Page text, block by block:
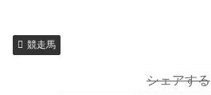
競走馬
シェアする